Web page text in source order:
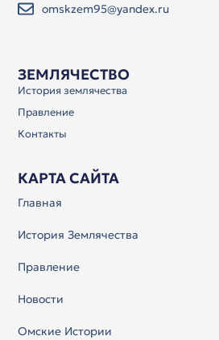
ЗЕМЛЯЧЕСТВО
История землячества
Правление
Контакты
КАРТА САЙТА
Главная
История Землячества
Правление
Новости
Омские Истории
omskzem95@yandex.ru